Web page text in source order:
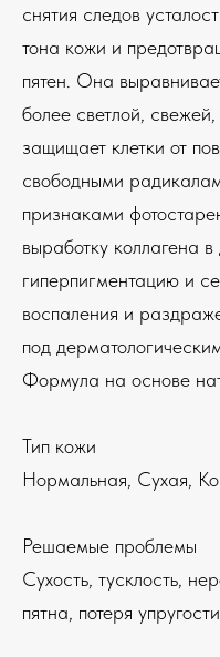
снятия следов
тона кожи и
пятен. Она
более светлой,
защищает клетки от
свободными
признаками
выработку коллагена
гиперпигментацию и
воспаления и
под
Формула на основе
Тип кожи
Нормальная, Сухая,
Решаемые проблемы
Сухость, тусклость,
пятна, потеря